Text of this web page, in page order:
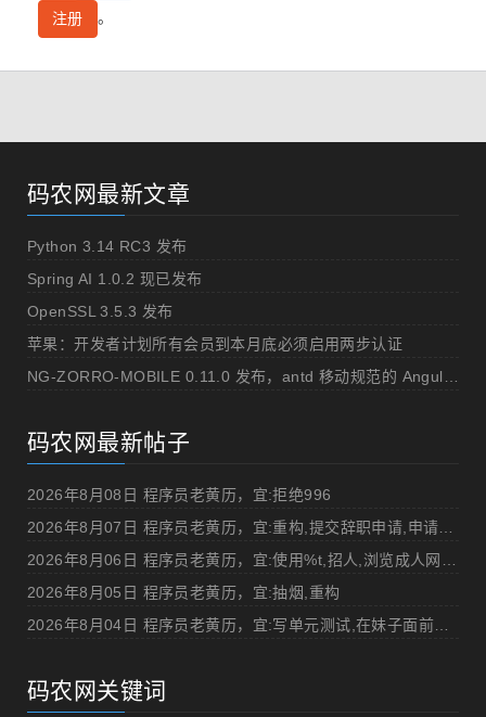
注册 。
码农网最新文章
Python 3.14 RC3 发布
Spring AI 1.0.2 现已发布
OpenSSL 3.5.3 发布
苹果：开发者计划所有会员到本月底必须启用两步认证
码农网最新帖子
2026年8月08日 程序员老黄历，宜:拒绝996
2026年8月05日 程序员老黄历，宜:抽烟,重构
码农网关键词